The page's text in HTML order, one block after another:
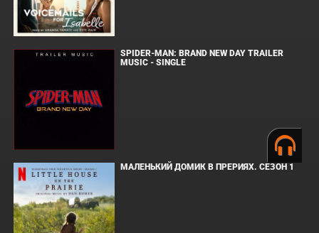
SPIDER-MAN: BRAND NEW DAY TRAILER
MUSIC - SINGLE
МАЛЕНЬКИЙ ДОМИК В ПРЕРИЯХ. СЕЗОН 1